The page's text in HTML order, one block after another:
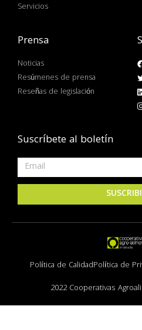
Servicios
Prensa
Noticias
Resúmenes de prensa
Reseñas de legislación
Suscríbete al boletín
Política de CalidadPolítica de
2022 Cooperativas